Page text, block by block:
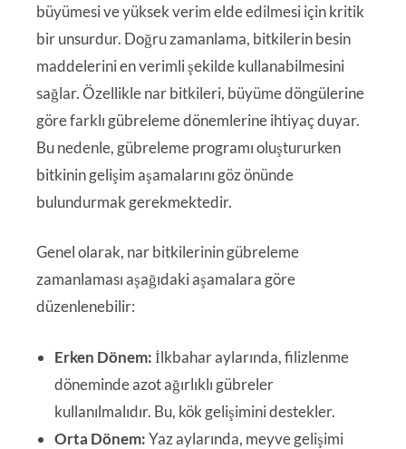
büyümesi ve yüksek verim elde edilmesi için kritik
bir unsurdur. Doğru zamanlama, bitkilerin besin
maddelerini en verimli şekilde kullanabilmesini
sağlar. Özellikle nar bitkileri, büyüme döngülerine
göre farklı gübreleme dönemlerine ihtiyaç duyar.
Bu nedenle, gübreleme programı oluştururken
bitkinin gelişim aşamalarını göz önünde
bulundurmak gerekmektedir.
Genel olarak, nar bitkilerinin gübreleme
zamanlaması aşağıdaki aşamalara göre
düzenlenebilir:
Erken Dönem:İlkbahar aylarında, filizlenme
döneminde azot ağırlıklı gübreler
kullanılmalıdır. Bu, kök gelişimini destekler.
Orta Dönem:Yaz aylarında, meyve gelişimi